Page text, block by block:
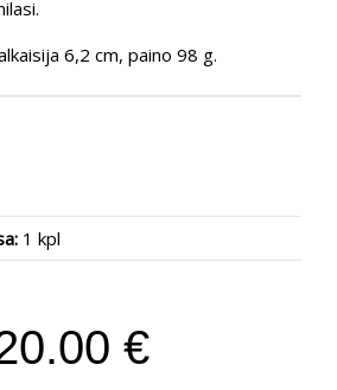
6,2 cm, paino 98 g.
1 kpl
€